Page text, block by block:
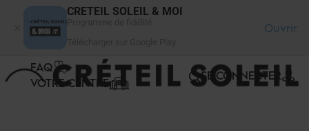
CRETEIL SOLEIL & MOI
Ouvrir
FAQ
VOTRE CENTRE
SE CONNECTER
Panneau de gestion des cookies